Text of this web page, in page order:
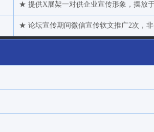
化工新材料有限公司
城国际贸易有限公司
丝（昆山）有限公司
-巴斯夫有限责任公司
★ 提供X展架一对供企业宣传形象，摆放
★ 论坛宣传期间微信宣传软文推广2次，